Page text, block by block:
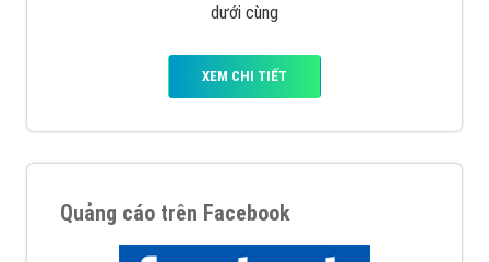
dưới cùng
XEM CHI TIẾT
Quảng cáo trên Facebook